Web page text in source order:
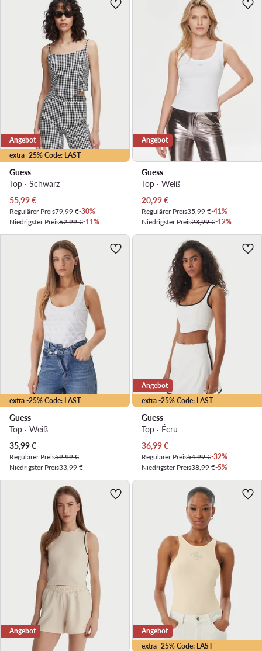
extra -25% Code: LAST
Angebot
Guess
Top · Schwarz
Aktueller Preis
55,99€
Regulärer Preis79,99 €-30%
Niedrigster Preis62,99 €-11%
Angebot
Guess
Top · Weiß
Aktueller Preis
20,99€
Regulärer Preis35,99 €-41%
Niedrigster Preis23,99 €-12%
extra -25% Code: LAST
Guess
Top · Weiß
Aktueller Preis
35,99€
Regulärer Preis59,99 €
Niedrigster Preis33,99 €
extra -25% Code: LAST
Angebot
Guess
Top · Écru
Aktueller Preis
36,99€
Regulärer Preis54,99 €-32%
Niedrigster Preis38,99 €-5%
Angebot
extra -25% Code: LAST
Angebot